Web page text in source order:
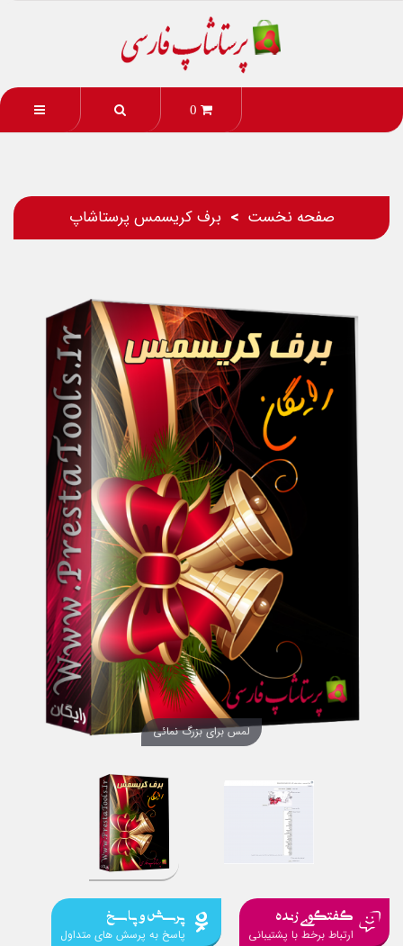
0
صفحه نخست برف کریسمس پرستاشاپ
لمس برای بزرگ نمائی
گفتگوی زنده
ارتباط برخط با پشتیبانی
پرسش و پاسخ
پاسخ به پرسش های متداول